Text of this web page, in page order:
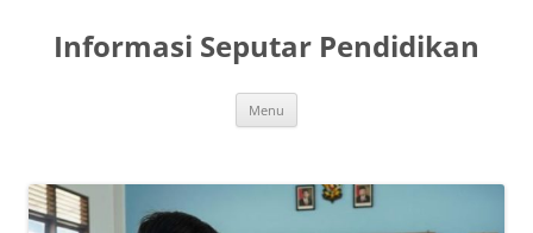
content
Informasi Seputar Pendidikan
Menu